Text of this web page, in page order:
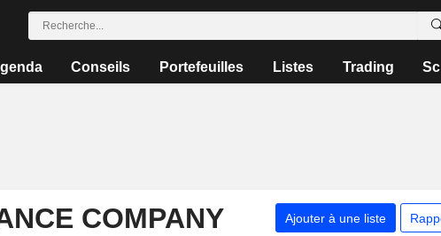
Conseils Portefeuilles Listes Trading
COMPANY
Ajouter à une liste